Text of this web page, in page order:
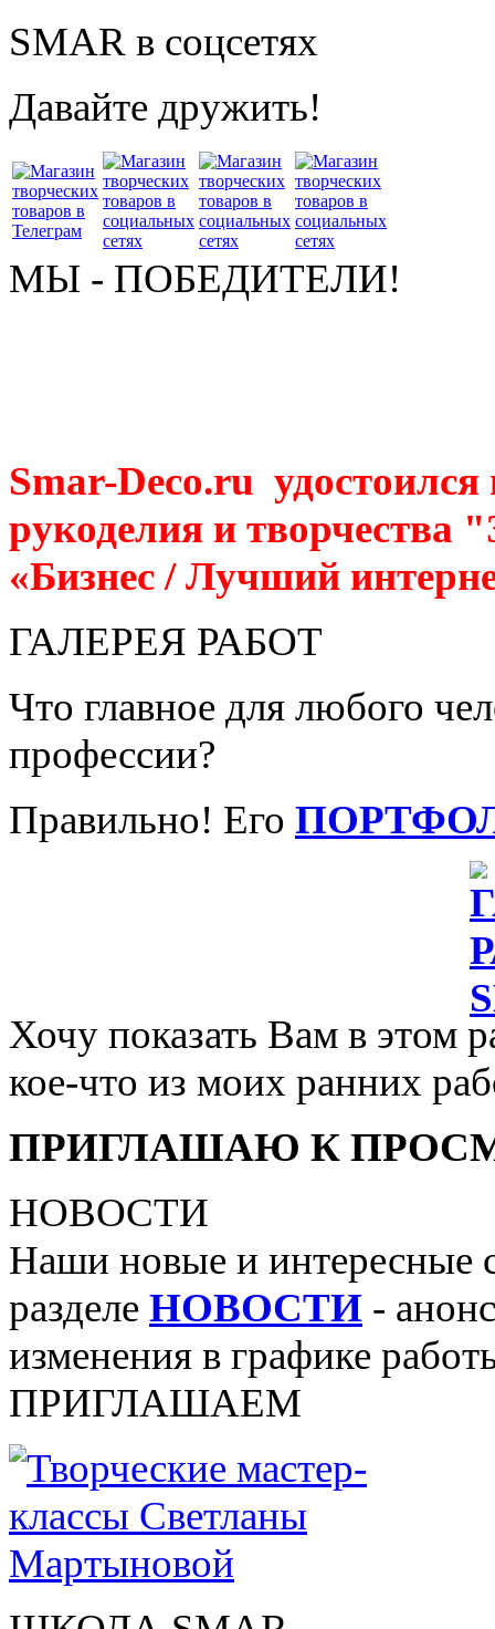
SMAR в соцсетях
Давайте дружить!
МЫ - ПОБЕДИТЕЛИ!
Smar-Deco.ru
рукоделия и творчества
«Бизнес / Лучший
ГАЛЕРЕЯ РАБОТ
Что главное для любого
профессии?
Правильно! Его
Хочу показать Вам в этом
кое-что из моих ранних
ПРИГЛАШАЮ К
НОВОСТИ
Наши новые и интересные
разделе НОВОСТИ -
изменения в графике
ПРИГЛАШАЕМ